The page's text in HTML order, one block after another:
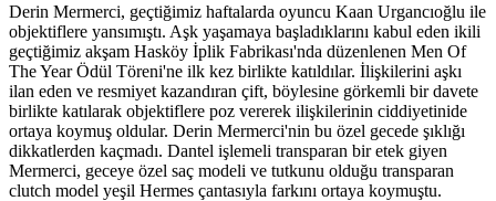
Derin Mermerci, geçtiğimiz haftalarda oyuncu Kaan Urgancıoğlu ile
objektiflere yansımıştı. Aşk yaşamaya başladıklarını kabul eden ikili
geçtiğimiz akşam Hasköy İplik Fabrikası'nda düzenlenen Men Of
The Year Ödül Töreni'ne ilk kez birlikte katıldılar. İlişkilerini aşkı
ilan eden ve resmiyet kazandıran çift, böylesine görkemli bir davete
birlikte katılarak objektiflere poz vererek ilişkilerinin ciddiyetinide
ortaya koymuş oldular. Derin Mermerci'nin bu özel gecede şıklığı
dikkatlerden kaçmadı. Dantel işlemeli transparan bir etek giyen
Mermerci, geceye özel saç modeli ve tutkunu olduğu transparan
clutch model yeşil Hermes çantasıyla farkını ortaya koymuştu.